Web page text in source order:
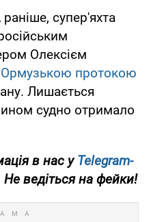
супер'яхта
Олексієм
протокою
Лишається
судно отримало
в нас уTelegram-
Не ведіться на фейки!